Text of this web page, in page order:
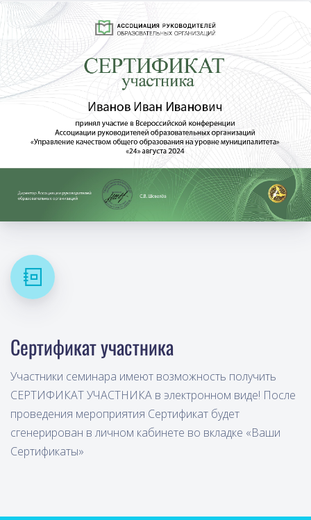
Сертификат участника
Участники семинара имеют возможность получить
СЕРТИФИКАТ УЧАСТНИКА в электронном виде! После
проведения мероприятия Сертификат будет
сгенерирован в личном кабинете во вкладке «Ваши
Сертификаты»